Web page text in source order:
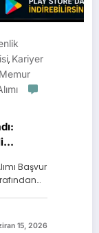
, Kariyer
Memur
Başvur
15, 2026